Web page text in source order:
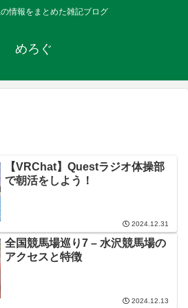
情報をまとめた雑記ブログ
めろぐ
【VRChat】Questラジオ体操部
で朝活をしよう！
2024.12.31
全国競馬場巡り7 – 水沢競馬場の
アクセスと特徴
2024.12.13